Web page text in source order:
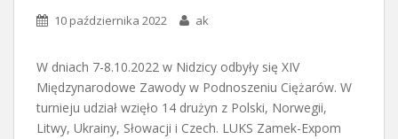
10 października 2022 ak
W dniach 7-8.10.2022 w Nidzicy odbyły się XIV
Międzynarodowe Zawody w Podnoszeniu Ciężarów. W
turnieju udział wzięło 14 drużyn z Polski, Norwegii,
Litwy, Ukrainy, Słowacji i Czech. LUKS Zamek-Expom